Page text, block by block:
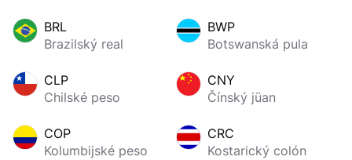
BRL
Brazilský real
BWP
Botswanská pula
CLP
Chilské peso
CNY
Čínský jüan
COP
Kolumbijské peso
CRC
Kostarický colón